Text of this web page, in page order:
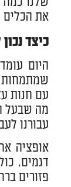
את הכלים
כיצד
היום
שמתמחות
עם חנות
מה שבעל
עבורנו
אופציה
דגמים,
פזורים